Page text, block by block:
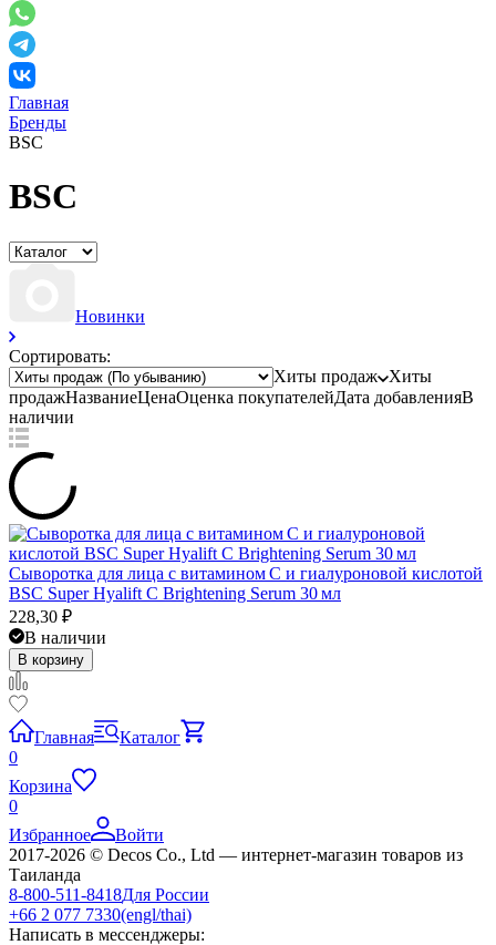
Главная
Бренды
BSC
BSC
Новинки
Сортировать:
Хиты продаж
Хиты
продажНазваниеЦенаОценка покупателейДата добавленияВ
наличии
Сыворотка для лица с витамином C и гиалуроновой кислотой
BSC Super Hyalift C Brightening Serum 30 мл
228,30 ₽
В наличии
В корзину
Главная
Каталог
0
Корзина
0
Избранное
Войти
2017-2026 © Decos Co., Ltd — интернет-магазин товаров из
Таиланда
8-800-511-8418Для России
+66 2 077 7330(engl/thai)
Написать в мессенджеры: